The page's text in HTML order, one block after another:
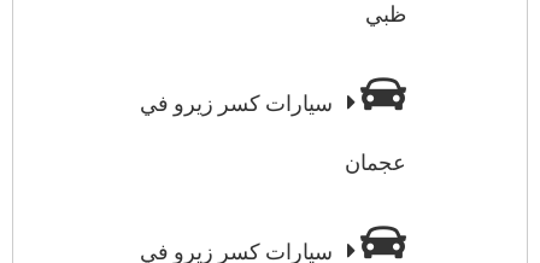
ظبي
سيارات كسر زيرو في
عجمان
سيارات كسر زيرو في